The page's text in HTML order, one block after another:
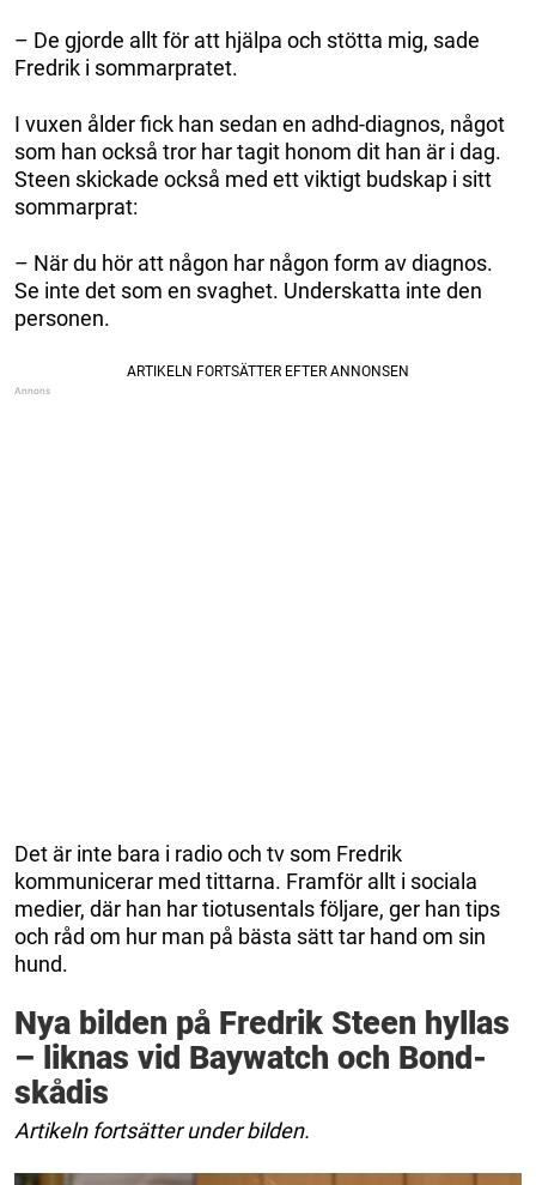
– De gjorde allt för att hjälpa och stötta mig, sade
Fredrik i sommarpratet.
I vuxen ålder fick han sedan en adhd-diagnos, något
som han också tror har tagit honom dit han är i dag.
Steen skickade också med ett viktigt budskap i sitt
sommarprat:
– När du hör att någon har någon form av diagnos.
Se inte det som en svaghet. Underskatta inte den
personen.
Det är inte bara i radio och tv som Fredrik
kommunicerar med tittarna. Framför allt i sociala
medier, där han har tiotusentals följare, ger han tips
och råd om hur man på bästa sätt tar hand om sin
hund.
Nya bilden på Fredrik Steen hyllas
– liknas vid Baywatch och Bond-
skådis
Artikeln fortsätter under bilden.